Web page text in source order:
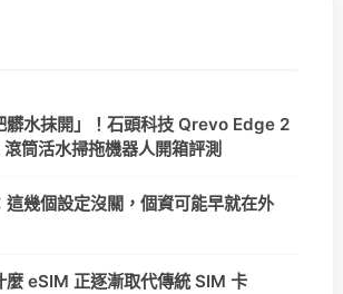
髒水抹開」！石頭科技 Qrevo Edge 2
筒活水掃拖機器人開箱評測
這幾個設定沒關，個資可能早就在外
麼 eSIM 正逐漸取代傳統 SIM 卡